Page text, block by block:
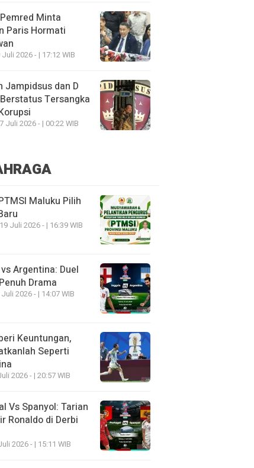
Minta
Paris Hormati
2026 - | 17:12 WIB
Jampidsus dan D
Tersangka
Juli 2026 - | 00:22 WIB
Maluku Pilih
Juli 2026 - | 16:39 WIB
Argentina: Duel
Drama
2026 - | 14:07 WIB
Keuntungan,
Seperti
2026 - | 20:57 WIB
Vs Spanyol: Tarian
Ronaldo di Derbi
2026 - | 15:11 WIB